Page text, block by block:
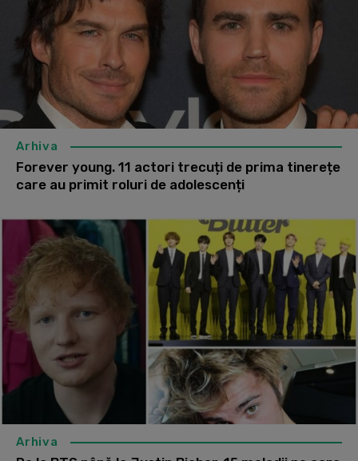
Arhiva
Forever young. 11 actori trecuți de prima tinerețe
care au primit roluri de adolescenți
Arhiva